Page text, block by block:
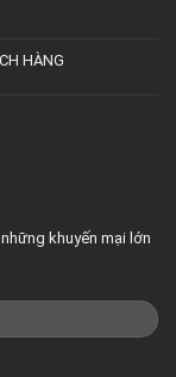
HÀNG
khuyến mại lớn